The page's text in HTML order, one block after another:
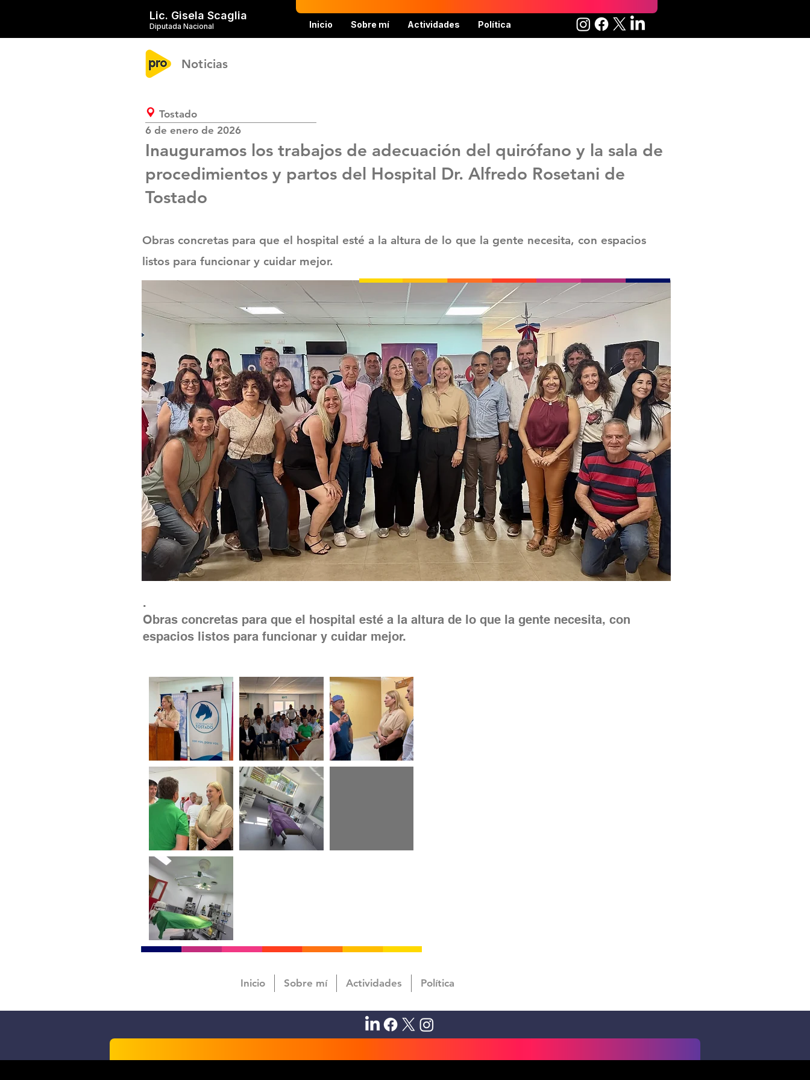
Diputada Nacional
Lic. Gisela Scaglia
Inicio Sobre mí Actividades Política
Noticias
Tostado
6 de enero de 2026
Inauguramos los trabajos de adecuación del quirófano y la sala de
procedimientos y partos del Hospital Dr. Alfredo Rosetani de
Tostado
Obras concretas para que el hospital esté a la altura de lo que la gente necesita, con espacios
listos para funcionar y cuidar mejor.
.
Obras concretas para que el hospital esté a la altura de lo que la gente necesita, con
espacios listos para funcionar y cuidar mejor.
Inicio Sobre mí Actividades Política